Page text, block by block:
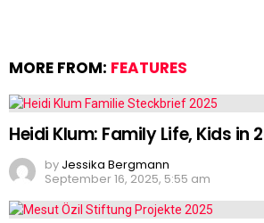
MORE FROM: FEATURES
Heidi Klum: Family Life, Kids in
by Jessika Bergmann
September 16, 2025, 5:55 am